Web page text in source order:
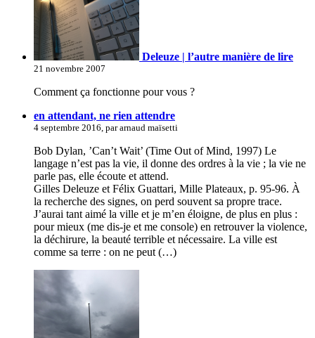
Deleuze | l’autre manière de lire
21 novembre 2007
Comment ça fonctionne pour vous ?
en attendant, ne rien attendre
4 septembre 2016, par arnaud maïsetti
Bob Dylan, ’Can’t Wait’ (Time Out of Mind, 1997) Le
langage n’est pas la vie, il donne des ordres à la vie ; la vie ne
parle pas, elle écoute et attend.
Gilles Deleuze et Félix Guattari, Mille Plateaux, p. 95-96. À
la recherche des signes, on perd souvent sa propre trace.
J’aurai tant aimé la ville et je m’en éloigne, de plus en plus :
pour mieux (me dis-je et me console) en retrouver la violence,
la déchirure, la beauté terrible et nécessaire. La ville est
comme sa terre : on ne peut (…)